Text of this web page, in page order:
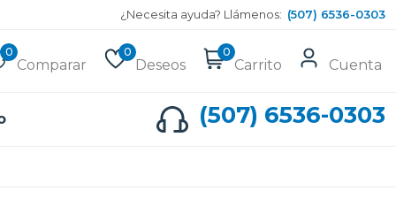
¿Necesita ayuda? Llámenos: (507) 6536-0303
0
Comparar
0
Deseos
0
Carrito Cuenta
(507) 6536-0303